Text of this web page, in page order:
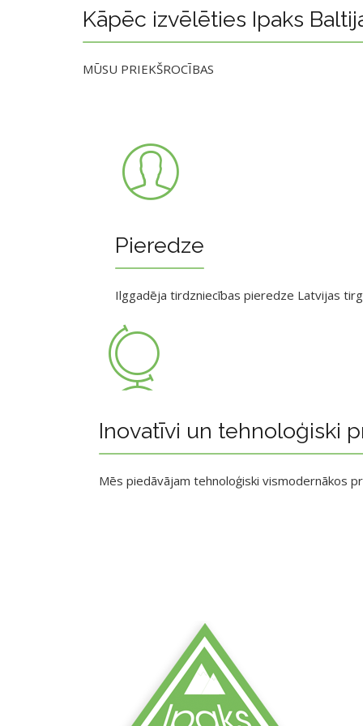
Kāpēc izvēlēties Ipaks
MŪSU PRIEKŠROCĪBAS
Pieredze
Ilggadēja tirdzniecības pieredze Latvijas
Inovatīvi un tehnoloģiski
Mēs piedāvājam tehnoloģiski vismodernākos